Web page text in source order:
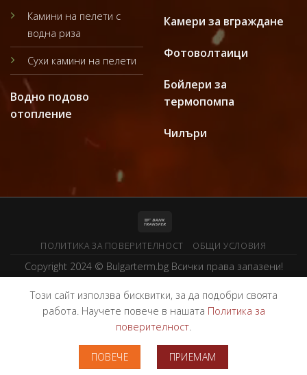
Камини на пелети с
водна риза
Сухи камини на пелети
Водно подово
отопление
Камери за вграждане
Фотоволтаици
Бойлери за
термопомпа
Чилъри
ПОЛИТИКА ЗА ПОВЕРИТЕЛНОСТ ОБЩИ УСЛОВИЯ
Copyright 2024 © Bulgarterm.bgВсички права запазени!
Този сайт използва бисквитки, за да подобри своята
работа. Научете повече в нашата Политика за
поверителност.
ПОВЕЧЕ ПРИЕМАМ